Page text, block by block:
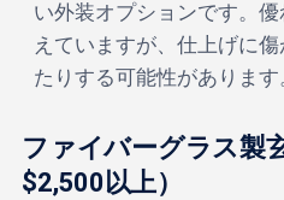
い外装オプションです。
えていますが、仕上げに
たりする可能性があります
ファイバーグラス製
$2,500以上）